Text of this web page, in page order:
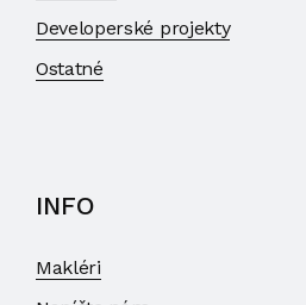
Developerské projekty
Ostatné
INFO
Makléri